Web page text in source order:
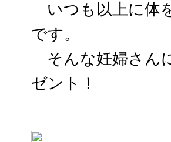
いつも以上に体
です。
そんな妊婦さん
ゼント！